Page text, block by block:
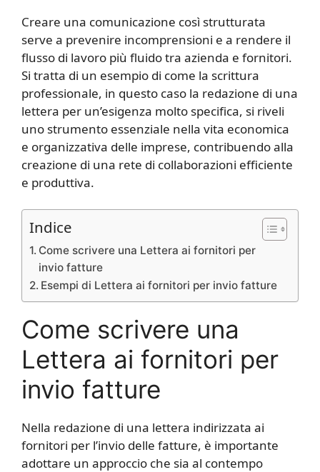
Creare una comunicazione così strutturata
serve a prevenire incomprensioni e a rendere il
flusso di lavoro più fluido tra azienda e fornitori.
Si tratta di un esempio di come la scrittura
professionale, in questo caso la redazione di una
lettera per un’esigenza molto specifica, si riveli
uno strumento essenziale nella vita economica
e organizzativa delle imprese, contribuendo alla
creazione di una rete di collaborazioni efficiente
e produttiva.
Indice
Come scrivere una Lettera ai fornitori per
invio fatture
Esempi di Lettera ai fornitori per invio fatture
Come scrivere una
Lettera ai fornitori per
invio fatture
Nella redazione di una lettera indirizzata ai
fornitori per l’invio delle fatture, è importante
adottare un approccio che sia al contempo